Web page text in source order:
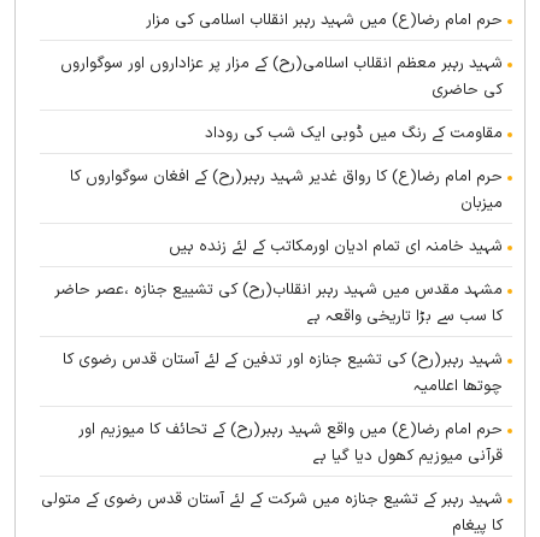
حرم امام رضا(ع) میں شہید رہبر انقلاب اسلامی کی مزار
شہید رہبر معظم انقلاب اسلامی(رح) کے مزار پر عزاداروں اور سوگواروں
کی حاضری
مقاومت کے رنگ میں ڈوبی ایک شب کی روداد
حرم امام رضا(ع) کا رواق غدیر شہید رہبر(رح) کے افغان سوگواروں کا
میزبان
شہید خامنہ ای تمام ادیان اورمکاتب کے لئے زندہ ہيں
مشہد مقدس میں شہید رہبر انقلاب(رح) کی تشییع جنازہ ،عصر حاضر
کا سب سے بڑا تاریخی واقعہ ہے
شہید رہبر(رح) کی تشیع جنازہ اور تدفین کے لئے آستان قدس رضوی کا
چوتھا اعلامیہ
حرم امام رضا(ع) میں واقع شہید رہبر(رح) کے تحائف کا میوزیم اور
قرآنی میوزیم کھول دیا گیا ہے
شہید رہبر کے تشیع جنازہ میں شرکت کے لئے آستان قدس رضوی کے متولی
کا پیغام